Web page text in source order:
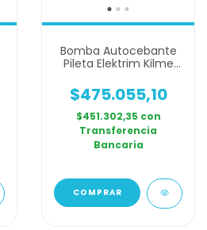
Bomba Autocebante
Pileta Elektrim Kilme
$475.055,10
$451.302,35 con
Transferencia
Bancaria